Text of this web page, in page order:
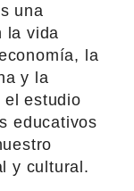
una
la vida
la
y la
el estudio
educativos
y cultural.